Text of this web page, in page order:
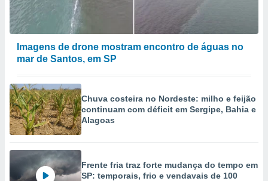
Imagens de drone mostram encontro de águas no
mar de Santos, em SP
Chuva costeira no Nordeste: milho e feijão
continuam com déficit em Sergipe, Bahia e
Alagoas
Frente fria traz forte mudança do tempo em
SP: temporais, frio e vendavais de 100